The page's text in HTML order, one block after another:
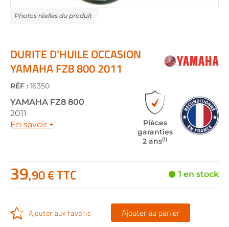
the
beginning
of
the
images
gallery
DURITE D'HUILE OCCASION
YAMAHA FZ8 800 2011
RÉF :16350
YAMAHA FZ8 800
2011
En savoir +
Pièces
garanties
2 ans(1)
39,90 € TTC 1 en stock
Ajouter aux favoris Ajouter au panier